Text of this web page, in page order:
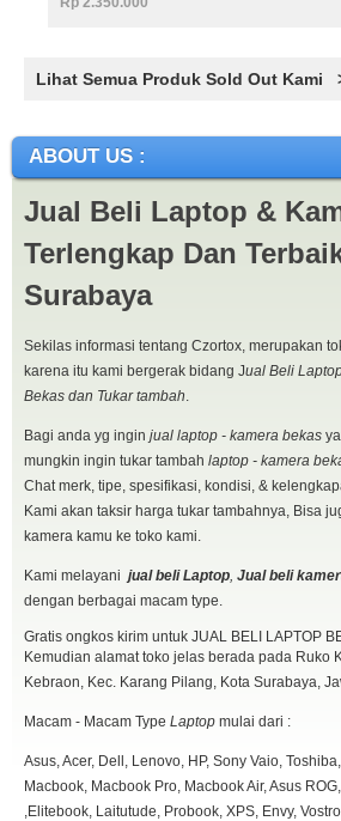
Lihat Semua Produk Sold Out Kami
ABOUT US :
Jual Beli Laptop &
Terlengkap Dan
Surabaya
Sekilas informasi tentang Czortox, merupakan
karena itu kami bergerak bidang Jual Beli
Bekas dan Tukar tambah
Bagi anda yg ingin jual laptop - kamera bekas
mungkin ingin tukar tambah laptop - kamera
Chat merk, tipe, spesifikasi, kondisi, &
Kami akan taksir harga tukar tambahnya, Bisa
kamera kamu ke toko kami.
Kami melayani jual beli Laptop Jual beli
dengan berbagai macam type.
Gratis ongkos kirim untuk JUAL BELI LAPTOP
Kemudian alamat toko jelas berada pada Ruko
Kebraon, Kec. Karang Pilang, Kota Surabaya,
Macam - Macam Type Laptop mulai dari :
Asus, Acer, Dell, Lenovo, HP, Sony Vaio,
Macbook, Macbook Pro, Macbook Air, Asus
,Elitebook, Laitutude, Probook, XPS, Envy, Vostro.